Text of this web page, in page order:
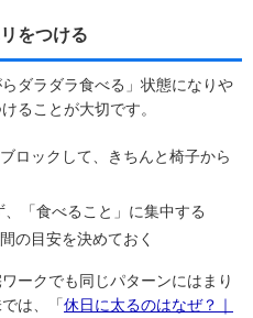
をつける
ダラダラ食べる」状態になりや
ることが大切です。
ロックして、きちんと椅子から
「食べること」に集中する
の目安を決めておく
ークでも同じパターンにはまり
は、「休日に太るのはなぜ？｜